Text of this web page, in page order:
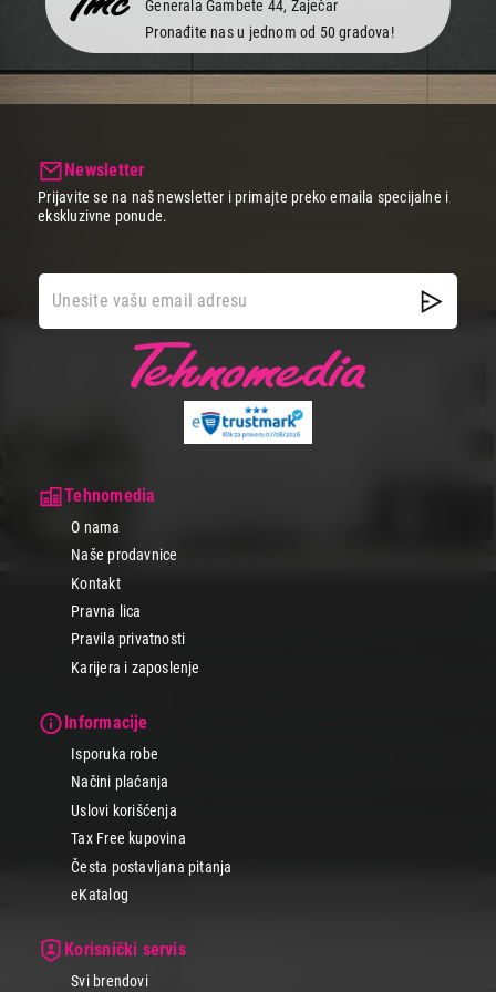
Generala Gambete 44, Zaječar
Pronađite nas u jednom od 50 gradova!
Tehnomedia
O nama
Naše prodavnice
Kontakt
Pravna lica
Pravila privatnosti
Karijera i zaposlenje
Informacije
Isporuka robe
Načini plaćanja
Uslovi korišćenja
Tax Free kupovina
Česta postavljana pitanja
eKatalog
Korisnički servis
Svi brendovi
Newsletter
Prijavite se na naš newsletter i primajte preko emaila specijalne i
ekskluzivne ponude.